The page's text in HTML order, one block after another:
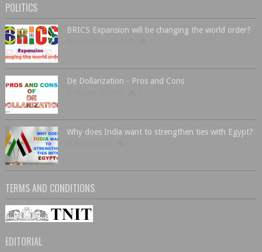
POLITICS
BRICS Expansion will be changing the world order?
De Dollarization - Pros and Cons
Why does India want to strengthen ties with Egypt?
TERMS AND CONDITIONS
EDITORIAL